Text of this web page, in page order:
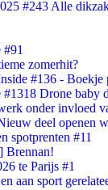
#243 Alle
zomerhit?
#136 - Boekje
Drone baby
onder invloed
deel openen
spotprenten #11
Brennan!
te Parijs #1
aan sport